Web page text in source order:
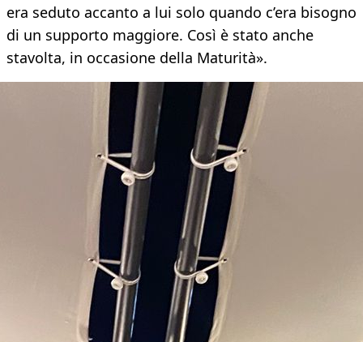
era seduto accanto a lui solo quando c’era bisogno
di un supporto maggiore. Così è stato anche
stavolta, in occasione della Maturità».